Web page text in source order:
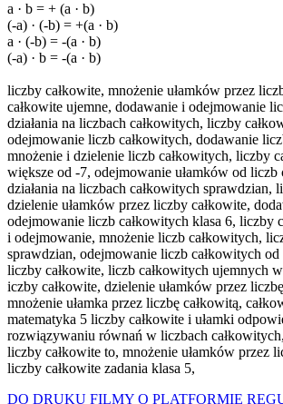
a · b = + (a · b)
(-a) · (-b) = +(a · b)
a · (-b) = -(a · b)
(-a) · b = -(a · b)
liczby całkowite, mnożenie ułamków przez
całkowite ujemne, dodawanie i odejmowanie
działania na liczbach całkowitych, liczby
odejmowanie liczb całkowitych, dodawanie
mnożenie i dzielenie liczb całkowitych, liczby
większe od -7, odejmowanie ułamków od liczb
działania na liczbach całkowitych sprawdzian,
dzielenie ułamków przez liczby całkowite,
odejmowanie liczb całkowitych klasa 6, liczby
i odejmowanie, mnożenie liczb całkowitych,
sprawdzian, odejmowanie liczb całkowitych od
liczby całkowite, liczb całkowitych ujemnych
iczby całkowite, dzielenie ułamków przez
mnożenie ułamka przez liczbę całkowitą,
matematyka 5 liczby całkowite i ułamki
rozwiązywaniu równań w liczbach
liczby całkowite to, mnożenie ułamków przez
liczby całkowite zadania klasa 5,
DO DRUKU FILMY O PLATFORMIE